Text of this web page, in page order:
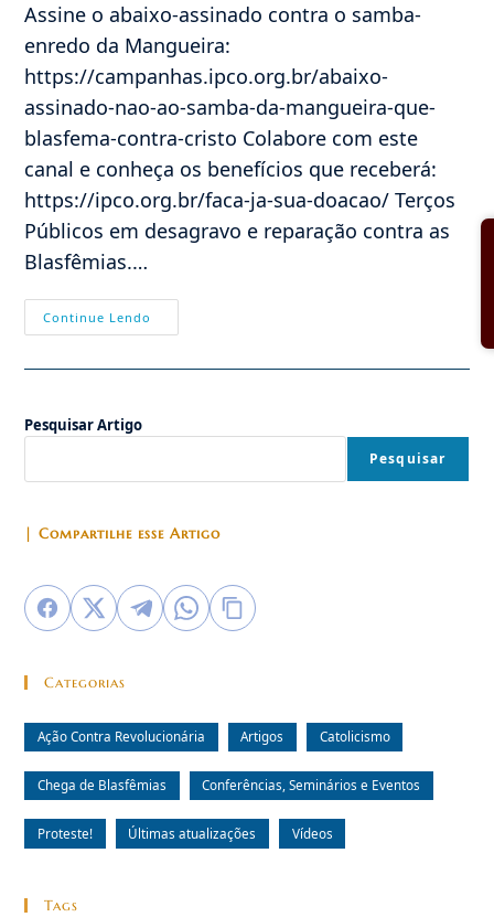
Assine o abaixo-assinado contra o samba-
enredo da Mangueira:
https://campanhas.ipco.org.br/abaixo-
assinado-nao-ao-samba-da-mangueira-que-
blasfema-contra-cristo Colabore com este
canal e conheça os benefícios que receberá:
https://ipco.org.br/faca-ja-sua-doacao/ Terços
Públicos em desagravo e reparação contra as
Blasfêmias.…
Continue Lendo
Ao
Espiritual
Brasil:
Blasfêmia
Pesquisar Artigo
Pesquisar
| Compartilhe esse Artigo
Categorias
Ação Contra Revolucionária Artigos Catolicismo
Chega de Blasfêmias Conferências, Seminários e Eventos
Proteste! Últimas atualizações Vídeos
Tags